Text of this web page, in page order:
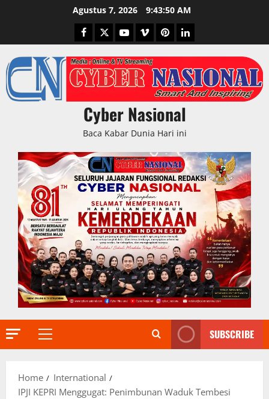
Agustus 7, 2026 9:43:51 AM
Facebook
TwitterYoutubeVimeoPinterestLinkedIn
Cyber Nasional
Baca Kabar Dunia Hari ini
Primary
SUBSCRIBE
Home
International
IPJI KEPRI Menggugat: Penimbunan Waduk Tembesi